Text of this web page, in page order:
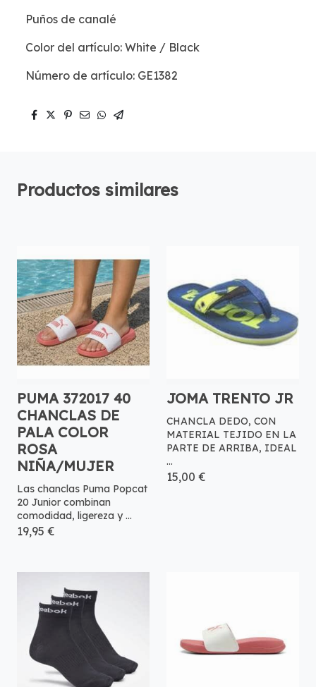
Puños de canalé
Color del artículo: White / Black
Número de artículo: GE1382
Productos similares
PUMA 372017 40
CHANCLAS DE
PALA COLOR
ROSA
NIÑA/MUJER
Las chanclas Puma Popcat
20 Junior combinan
comodidad, ligereza y ...
19,95 €
JOMA TRENTO JR
CHANCLA DEDO, CON
MATERIAL TEJIDO EN LA
PARTE DE ARRIBA, IDEAL
...
15,00 €